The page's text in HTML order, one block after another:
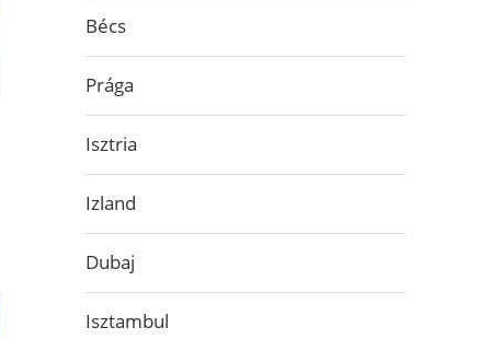
Bécs
Prága
Isztria
Izland
Dubaj
Isztambul